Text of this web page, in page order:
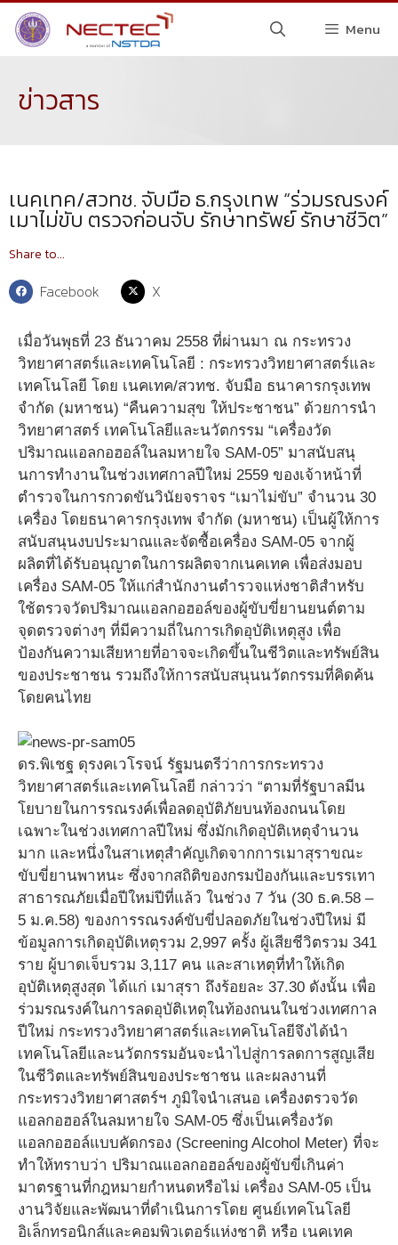
Menu
ข่าวสาร
เนคเทค/สวทช. จับมือ ธ.กรุงเทพ “ร่วมรณรงค์
เมาไม่ขับ ตรวจก่อนจับ รักษาทรัพย์ รักษาชีวิต”
Share to...
Facebook X
เมื่อวันพุธที่ 23 ธันวาคม 2558 ที่ผ่านมา ณ กระทรวง
วิทยาศาสตร์และเทคโนโลยี : กระทรวงวิทยาศาสตร์และ
เทคโนโลยี โดย เนคเทค/สวทช. จับมือ ธนาคารกรุงเทพ
จำกัด (มหาชน) “คืนความสุข ให้ประชาชน” ด้วยการนำ
วิทยาศาสตร์ เทคโนโลยีและนวัตกรรม “เครื่องวัด
ปริมาณแอลกอฮอล์ในลมหายใจ SAM-05” มาสนับสนุ
นการทำงานในช่วงเทศกาลปีใหม่ 2559 ของเจ้าหน้าที่
ตำรวจในการกวดขันวินัยจราจร “เมาไม่ขับ” จำนวน 30
เครื่อง โดยธนาคารกรุงเทพ จำกัด (มหาชน) เป็นผู้ให้การ
สนับสนุนงบประมาณและจัดซื้อเครื่อง SAM-05 จากผู้
ผลิตที่ได้รับอนุญาตในการผลิตจากเนคเทค เพื่อส่งมอบ
เครื่อง SAM-05 ให้แก่สำนักงานตำรวจแห่งชาติสำหรับ
ใช้ตรวจวัดปริมาณแอลกอฮอล์ของผู้ขับขี่ยานยนต์ตาม
จุดตรวจต่างๆ ที่มีความถี่ในการเกิดอุบัติเหตุสูง เพื่อ
ป้องกันความเสียหายที่อาจจะเกิดขึ้นในชีวิตและทรัพย์สิน
ของประชาชน รวมถึงให้การสนับสนุนนวัตกรรมที่คิดค้น
โดยคนไทย
ดร.พิเชฐ ดุรงคเวโรจน์ รัฐมนตรีว่าการกระทรวง
วิทยาศาสตร์และเทคโนโลยี กล่าวว่า “ตามที่รัฐบาลมีน
โยบายในการรณรงค์เพื่อลดอุบัติภัยบนท้องถนนโดย
เฉพาะในช่วงเทศกาลปีใหม่ ซึ่งมักเกิดอุบัติเหตุจำนวน
มาก และหนึ่งในสาเหตุสำคัญเกิดจากการเมาสุราขณะ
ขับขี่ยานพาหนะ ซึ่งจากสถิติของกรมป้องกันและบรรเทา
สาธารณภัยเมื่อปีใหม่ปีที่แล้ว ในช่วง 7 วัน (30 ธ.ค.58 –
5 ม.ค.58) ของการรณรงค์ขับขี่ปลอดภัยในช่วงปีใหม่ มี
ข้อมูลการเกิดอุบัติเหตุรวม 2,997 ครั้ง ผู้เสียชีวิตรวม 341
ราย ผู้บาดเจ็บรวม 3,117 คน และสาเหตุที่ทำให้เกิด
อุบัติเหตุสูงสุด ได้แก่ เมาสุรา ถึงร้อยละ 37.30 ดังนั้น เพื่อ
ร่วมรณรงค์ในการลดอุบัติเหตุในท้องถนนในช่วงเทศกาล
ปีใหม่ กระทรวงวิทยาศาสตร์และเทคโนโลยีจึงได้นำ
เทคโนโลยีและนวัตกรรมอันจะนำไปสู่การลดการสูญเสีย
ในชีวิตและทรัพย์สินของประชาชน และผลงานที่
กระทรวงวิทยาศาสตร์ฯ ภูมิใจนำเสนอ เครื่องตรวจวัด
แอลกอฮอล์ในลมหายใจ SAM-05 ซึ่งเป็นเครื่องวัด
แอลกอฮอล์แบบคัดกรอง (Screening Alcohol Meter) ที่จะ
ทำให้ทราบว่า ปริมาณแอลกอฮอล์ของผู้ขับขี่เกินค่า
มาตรฐานที่กฎหมายกำหนดหรือไม่ เครื่อง SAM-05 เป็น
งานวิจัยและพัฒนาที่ดำเนินการโดย ศูนย์เทคโนโลยี
อิเล็กทรอนิกส์และคอมพิวเตอร์แห่งชาติ หรือ เนคเทค